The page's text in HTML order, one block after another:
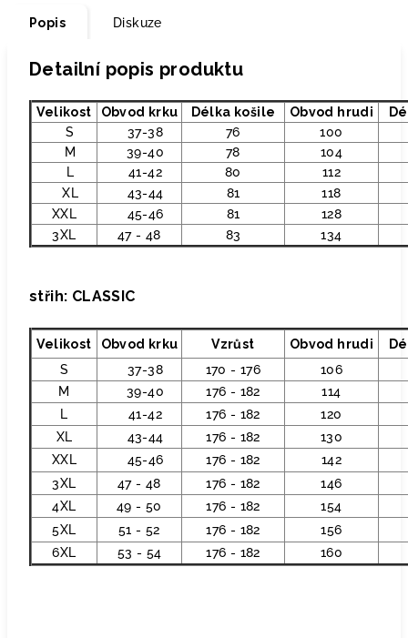
Popis Diskuze
Detailní popis produktu
Velikost Obvod krku Délka košile Obvod hrudi
S
37-38 76
100
M
39-40 78
104
L
41-42 80
112
XL
43-44 81
118
XXL
45-46 81
128
3XL
47 - 48 83 134
střih: CLASSIC
Velikost Obvod krku Vzrůst Obvod hrudi
S
37-38 170 - 176
106
M
39-40 176 - 182
114
L
41-42 176 - 182
120
XL
43-44 176 - 182
130
XXL
45-46 176 - 182
142
3XL
47 - 48 176 - 182
146
4XL
49 - 50 176 - 182
154
5XL
51 - 52 176 - 182
156
6XL
53 - 54 176 - 182 160